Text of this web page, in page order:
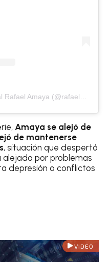
Amaya se alejó de
de mantenerse
, situación que despertó
alejado por problemas
depresión o conflictos
VIDEO